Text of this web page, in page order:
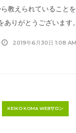
教えられていること
ありがとうございます。
2019年6月30日 1:08 AM
KEIKO KOMA WEBサロン